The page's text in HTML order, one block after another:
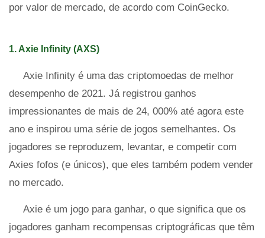
por valor de mercado, de acordo com CoinGecko.
1. Axie Infinity (AXS)
Axie Infinity é uma das criptomoedas de melhor
desempenho de 2021. Já registrou ganhos
impressionantes de mais de 24, 000% até agora este
ano e inspirou uma série de jogos semelhantes. Os
jogadores se reproduzem, levantar, e competir com
Axies fofos (e únicos), que eles também podem vender
no mercado.
Axie é um jogo para ganhar, o que significa que os
jogadores ganham recompensas criptográficas que têm